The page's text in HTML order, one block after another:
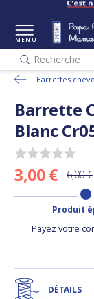
C'est
MENU
Recherche
Barrettes
Barrette
Blanc
3,00 € 6,00 €
Produit
Payez votre
DÉTAILS